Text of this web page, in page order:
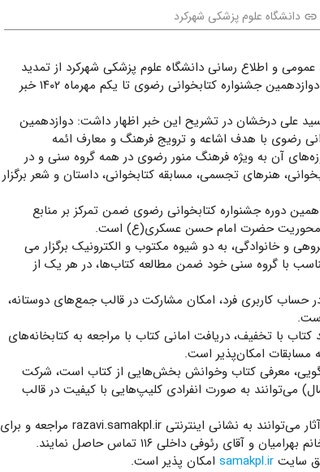
link دانشگاه علوم پزشکی شهرکرد
عمومی و اطلاع رسانی دانشگاه علوم پزشکی شهرکرد از تمدید
مهلت شرکت در دوازدهمین جشنواره کتابخوانی رضوی تا یکم مهرماه ۱۴۰۲ خبر
علی درخشان در تشریح این خبر اظهار داشت: دوازدهمین
رضوی با هدف اشاعه و ترویج فرهنگ و معارف ائمه
آن به ویژه فرهنگ منور رضوی در همه گروه سنی و در
هنرهای تجسمی، مسابقه کتابخوانی، داستان و شعر برگزار
دوره جشنواره کتابخوانی رضوی ضمن تمرکز بر منابع
محوریت حضرت امام حسن عسکری(ع) است.
و خانوادگی، به دو شیوه مکتوب و الکترونیک برگزار می
با گروه سنی خود ضمن مطالعه کتاب‌ها، در هر یک از
حساب کاربری فرد، امکان مشارکت در قالب جمع‌های دوستانه،
با تخفیف، دریافت امانی کتاب با مراجعه به کتابخانه‌های
مسابقات امکان‌پذیر است.
معرفی کتاب وخوانش بخش‏‌هایی از کتاب است، شرکت
می‌توانند به صورت انفرادی کلیپ‌هایی با کیفیت در قالب
به گفته وی؛ علاقه‌مندان برای شرکت در جشنواره و ارسال آثار می‌توانند به نشانی اینترنتی razavi.samakpl.ir مراجعه و برای
سایت samakpl.ir امکان پذیر است.